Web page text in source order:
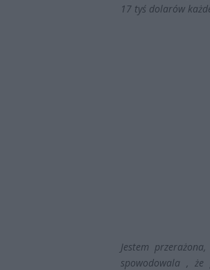
17 tyś dolarów
Jestem
spowodowala , że